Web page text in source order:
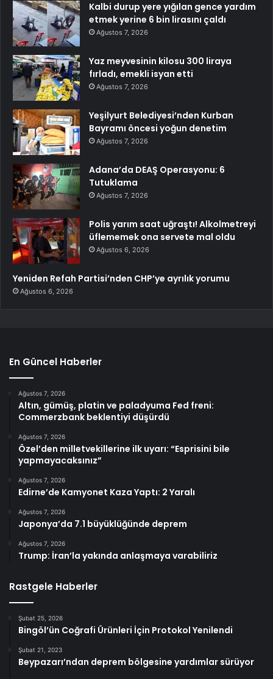
Kalbi durup yere yığılan gence yardım
etmek yerine 6 bin lirasını çaldı
Ağustos 7, 2026
Yaz meyvesinin kilosu 300 liraya
fırladı, emekli isyan etti
Ağustos 7, 2026
Yeşilyurt Belediyesi’nden Kurban
Bayramı öncesi yoğun denetim
Ağustos 7, 2026
Adana’da DEAŞ Operasyonu: 6
Tutuklama
Ağustos 7, 2026
Polis yarım saat uğraştı! Alkolmetreyi
üflememek ona servete mal oldu
Ağustos 6, 2026
Yeniden Refah Partisi’nden CHP’ye ayrılık yorumu
Ağustos 6, 2026
En Güncel Haberler
Ağustos 7, 2026
Altın, gümüş, platin ve paladyuma Fed freni:
Commerzbank beklentiyi düşürdü
Ağustos 7, 2026
Özel’den milletvekillerine ilk uyarı: “Esprisini bile
yapmayacaksınız”
Ağustos 7, 2026
Edirne’de Kamyonet Kaza Yaptı: 2 Yaralı
Ağustos 7, 2026
Japonya’da 7.1 büyüklüğünde deprem
Ağustos 7, 2026
Trump: İran’la yakında anlaşmaya varabiliriz
Rastgele Haberler
Şubat 25, 2026
Bingöl’ün Coğrafi Ürünleri İçin Protokol Yenilendi
Şubat 21, 2023
Beypazarı’ndan deprem bölgesine yardımlar sürüyor